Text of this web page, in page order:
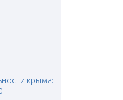
крыма: